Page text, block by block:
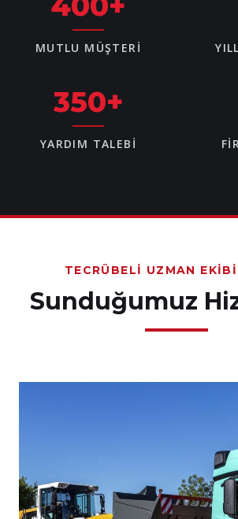
MUTLU MÜŞTERI
350+
YARDIM TALEBI
TECRÜBELI UZMAN
Sunduğumuz